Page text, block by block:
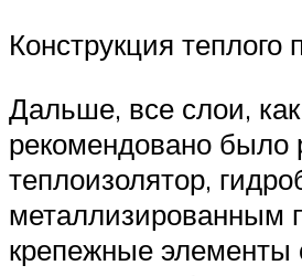
Конструкция теплого
Дальше, все слои,
рекомендовано было
теплоизолятор,
металлизированным
крепежные элементы